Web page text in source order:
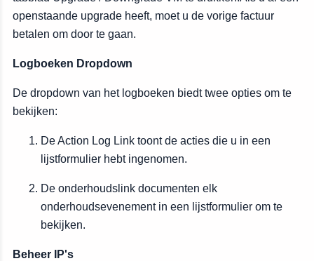
openstaande upgrade heeft, moet u de vorige factuur
betalen om door te gaan.
Logboeken Dropdown
De dropdown van het logboeken biedt twee opties om te
bekijken:
De Action Log Link toont de acties die u in een
lijstformulier hebt ingenomen.
De onderhoudslink documenten elk
onderhoudsevenement in een lijstformulier om te
bekijken.
Beheer IP's